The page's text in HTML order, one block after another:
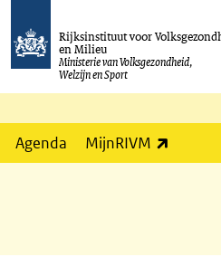
Rijksinstituut voor
en Milieu
Ministerie van Volksgezondheid,
Welzijn en Sport
Agenda MijnRIVM